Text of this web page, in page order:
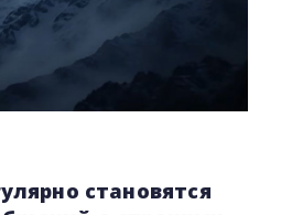
становятся